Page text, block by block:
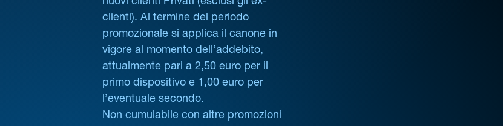
clienti). Al termine del periodo
promozionale si applica il canone in
vigore al momento dell’addebito,
attualmente pari a 2,50 euro per il
primo dispositivo e 1,00 euro per
l’eventuale secondo.
Non cumulabile con altre promozioni